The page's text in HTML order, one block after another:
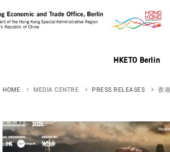
HKETO Berlin
HOME MEDIA CENTRE PRESS RELEASES 香